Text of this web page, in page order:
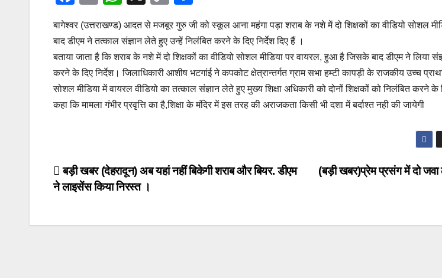
c
e
b
o
o
ail at
s
A
p
p
p
y
Li
n
k
ar
e
बागेश्वर (उत्तराखण्ड) आदत से मजबूर गुरु जी को स्कूल आना महंगा पड़ा शराब के नशे में दो शिक्षकों का वीडियो सोशल
बाद डीएम ने तत्काल संज्ञान लेते हुए उन्हें निलंबित करने के दिए निर्देश दिए हैं ।
बताया जाता है कि शराब के नशे में दो शिक्षकों का वीडियो सोशल मीडिया पर वायरल, हुआ है जिसके बाद डीएम ने लिया
करने के दिए निर्देश। जिलाधिकारी आशीष भटगांई ने कपकोट क्षेत्रान्तर्गत ग्राम सभा हम्टी कापड़ी के राजकीय उच्च
सोशल मीडिया में वायरल वीडियो का तत्काल संज्ञान लेते हुए मुख्य शिक्षा अधिकारी को दोनों शिक्षकों को निलंबित करने के
कहा कि मामला गंभीर प्रवृत्ति का है,शिक्षा के मंदिर में इस तरह की अराजकता किसी भी दशा में बर्दाश्त नही की जायेगी
Post
navigation
(बड़ी खबर)प्रेम प्रसंग में दो
बड़ी खबर (देहरादून) अब यहां नहीं बिकेगी शराब और बियर. डीएम
ने लाइसेंस किया निरस्त ।